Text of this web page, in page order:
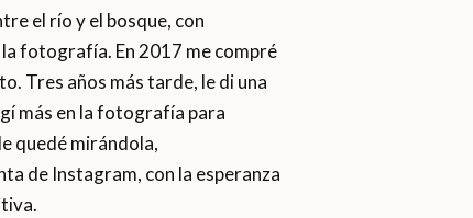
el río y el bosque, con
fotografía. En 2017 me compré
Tres años más tarde, le di una
más en la fotografía para
quedé mirándola,
de Instagram, con la esperanza